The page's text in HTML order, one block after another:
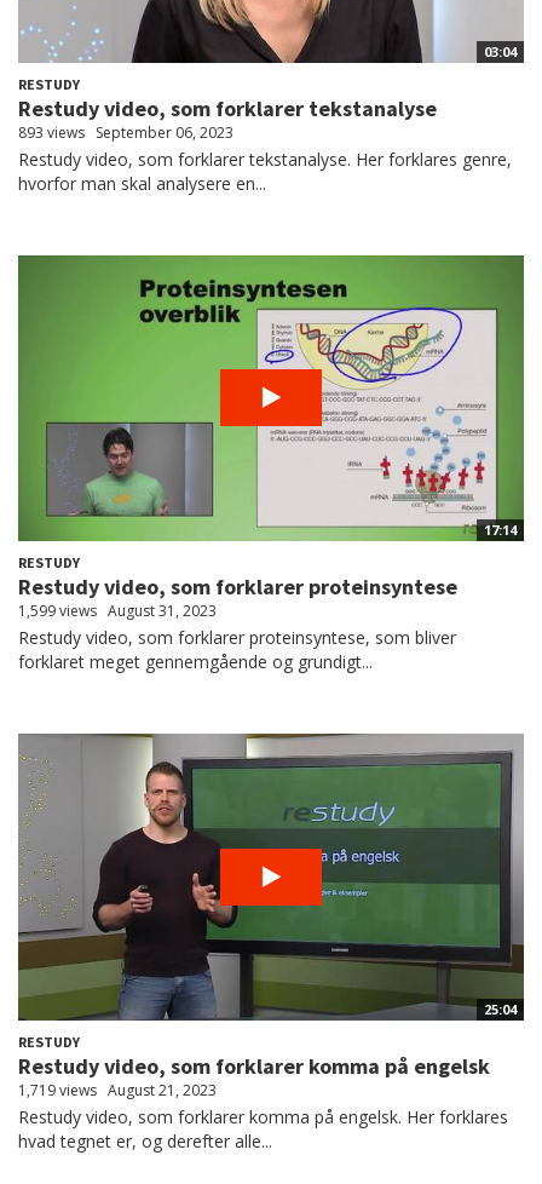
03:04
RESTUDY
Restudy video, som forklarer tekstanalyse
893 views September 06, 2023
Restudy video, som forklarer tekstanalyse. Her forklares genre,
hvorfor man skal analysere en...
17:14
RESTUDY
Restudy video, som forklarer proteinsyntese
1,599 views August 31, 2023
Restudy video, som forklarer proteinsyntese, som bliver
forklaret meget gennemgående og grundigt...
25:04
RESTUDY
Restudy video, som forklarer komma på engelsk
1,719 views August 21, 2023
Restudy video, som forklarer komma på engelsk. Her forklares
hvad tegnet er, og derefter alle...